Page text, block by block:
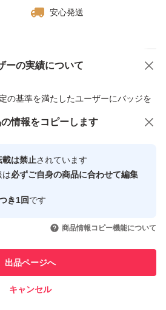
安心発送
ーの実績について
の基準を満たしたユーザーにバッジを
心・安全なユーザーです
引を完了させた実績があります
での取引実績があります
商品への質問
情報をコピーします
載は禁止されています
は必ずご自身の商品に合わせて編集
き1回です
商品情報コピー機能について
出品ページへ
キャンセル
オススメ